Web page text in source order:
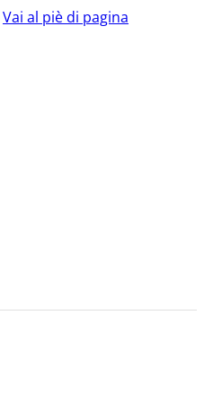
Vai al piè di pagina